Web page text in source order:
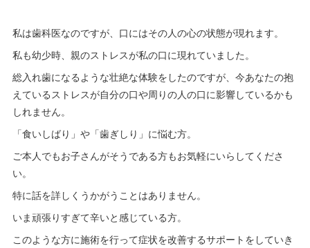
私は歯科医なのですが、口にはその人の心の状態が現れます。
私も幼少時、親のストレスが私の口に現れていました。
総入れ歯になるような壮絶な体験をしたのですが、今あなたの抱
えているストレスが自分の口や周りの人の口に影響しているかも
しれません。
「食いしばり」や「歯ぎしり」に悩む方。
ご本人でもお子さんがそうである方もお気軽にいらしてくださ
い。
特に話を詳しくうかがうことはありません。
いま頑張りすぎて辛いと感じている方。
このような方に施術を行って症状を改善するサポートをしていき